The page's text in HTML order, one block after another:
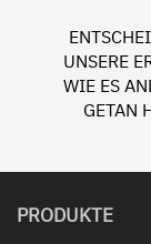
UNSERE
WIE ES
GETAN
PRODUKTE